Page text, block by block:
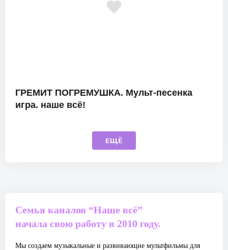
ГРЕМИТ ПОГРЕМУШКА. Мульт-песенка
игра. наше всё!
ЕЩЁ
Семья каналов “Наше всё”
начала свою работу в 2010 году.
Мы создаем музыкальные и развивающие мультфильмы для